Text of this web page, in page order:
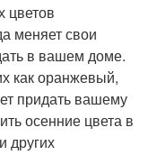
цветов
меняет свои
в вашем доме.
как оранжевый,
придать вашему
осенние цвета в
других